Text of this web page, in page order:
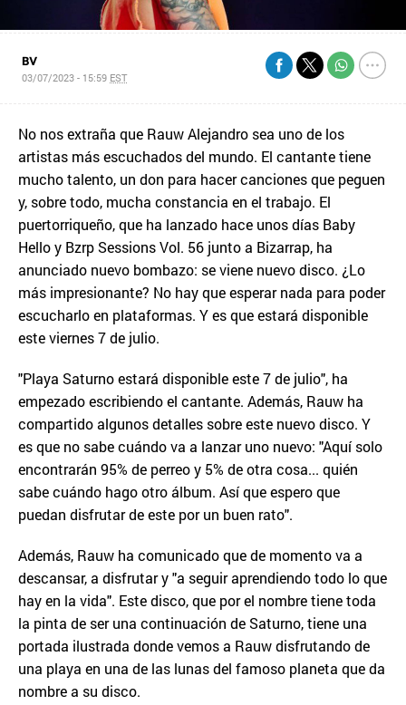
BV
03/07/2023 - 15:59 EST
No nos extraña que Rauw Alejandro sea uno de los
artistas más escuchados del mundo. El cantante tiene
mucho talento, un don para hacer canciones que peguen
y, sobre todo, mucha constancia en el trabajo. El
puertorriqueño, que ha lanzado hace unos días Baby
Hello y Bzrp Sessions Vol. 56 junto a Bizarrap, ha
anunciado nuevo bombazo: se viene nuevo disco. ¿Lo
más impresionante? No hay que esperar nada para poder
escucharlo en plataformas. Y es que estará disponible
este viernes 7 de julio.
"Playa Saturno estará disponible este 7 de julio", ha
empezado escribiendo el cantante. Además, Rauw ha
compartido algunos detalles sobre este nuevo disco. Y
es que no sabe cuándo va a lanzar uno nuevo: "Aquí solo
encontrarán 95% de perreo y 5% de otra cosa... quién
sabe cuándo hago otro álbum. Así que espero que
puedan disfrutar de este por un buen rato".
Además, Rauw ha comunicado que de momento va a
descansar, a disfrutar y "a seguir aprendiendo todo lo que
hay en la vida". Este disco, que por el nombre tiene toda
la pinta de ser una continuación de Saturno, tiene una
portada ilustrada donde vemos a Rauw disfrutando de
una playa en una de las lunas del famoso planeta que da
nombre a su disco.